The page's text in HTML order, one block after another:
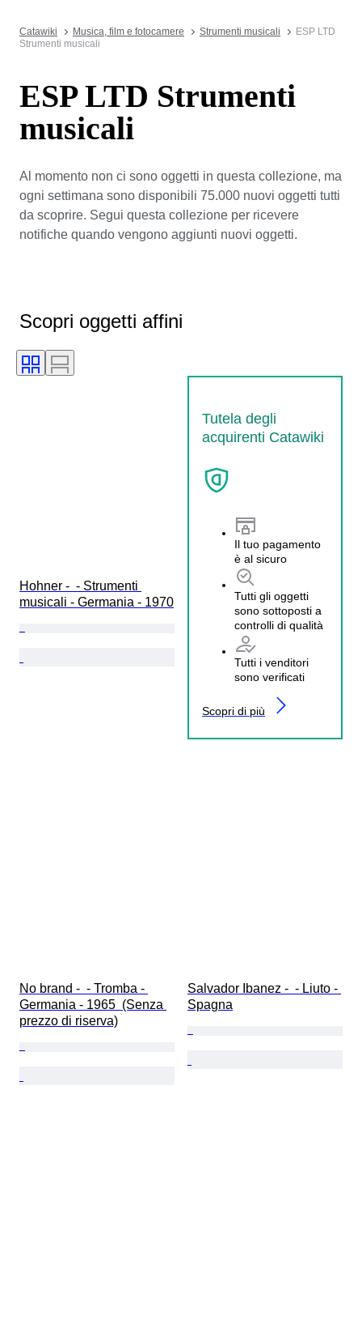
Catawiki Musica, film e fotocamere Strumenti musicali
ESP LTD
Strumenti musicali
ESP LTD Strumenti
musicali
Al momento non ci sono oggetti in questa collezione, ma
ogni settimana sono disponibili 75.000 nuovi oggetti tutti
da scoprire. Segui questa collezione per ricevere
notifiche quando vengono aggiunti nuovi oggetti.
Scopri oggetti affini
Tutela degli
acquirenti Catawiki
Il tuo pagamento
è al sicuro
Tutti gli oggetti
sono sottoposti a
controlli di qualità
Tutti i venditori
sono verificati
Scopri di più
Hohner -  - Strumenti
musicali - Germania - 1970
No brand -  - Tromba -
Germania - 1965  (Senza
prezzo di riserva)
Salvador Ibanez -  - Liuto -
Spagna